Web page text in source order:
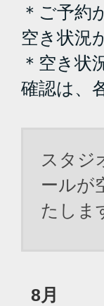
＊ご予約
空き状況
＊空き状
確認は、
スタジ
ールが
たしま
8月